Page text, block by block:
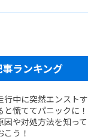
ランキング
行中に突然エンストす
と慌ててパニックに！
因や対処方法を知って
こう！